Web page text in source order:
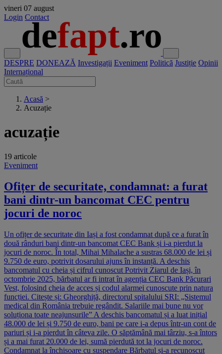
vineri 07 august
Login Contact
DESPRE DONEAZĂ Investigații Eveniment Politică Justiție Opinii
Internațional
Acasă >
Acuzație
acuzație
19 articole
Eveniment
Ofițer de securitate, condamnat: a furat
bani dintr-un bancomat CEC pentru
jocuri de noroc
Un ofițer de securitate din Iași a fost condamnat după ce a furat în
două rânduri bani dintr-un bancomat CEC Bank și i-a pierdut la
jocuri de noroc. În total, Mihai Mihalache a sustras 68.000 de lei și
9.750 de euro, potrivit dosarului ajuns în instanță. A deschis
bancomatul cu cheia și cifrul cunoscut Potrivit Ziarul de Iași, în
octombrie 2025, bărbatul ar fi intrat în agenția CEC Bank Păcurari
Vest, folosind cheia de acces și codul alarmei cunoscute prin natura
funcției. Citește și: Gheorghiță, directorul spitalului SRI: „Sistemul
medical din România trebuie regândit. Salariile mai bune nu vor
soluționa toate neajunsurile” A deschis bancomatul și a luat inițial
48.000 de lei și 9.750 de euro, bani pe care i-a depus într-un cont de
pariuri și i-a pierdut în câteva zile. O săptămână mai târziu, s-a întors
și a mai furat 20.000 de lei, sumă pierdută tot la jocuri de noroc.
Condamnat la închisoare cu suspendare Bărbatul și-a recunoscut